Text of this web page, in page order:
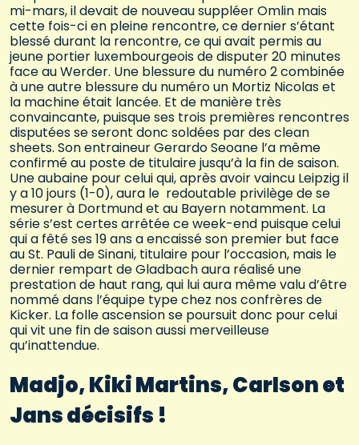
mi-mars, il devait de nouveau suppléer Omlin mais
cette fois-ci en pleine rencontre, ce dernier s’étant
blessé durant la rencontre, ce qui avait permis au
jeune portier luxembourgeois de disputer 20 minutes
face au Werder. Une blessure du numéro 2 combinée
à une autre blessure du numéro un Mortiz Nicolas et
la machine était lancée. Et de manière très
convaincante, puisque ses trois premières rencontres
disputées se seront donc soldées par des clean
sheets. Son entraineur Gerardo Seoane l’a même
confirmé au poste de titulaire jusqu’à la fin de saison.
Une aubaine pour celui qui, après avoir vaincu Leipzig il
y a 10 jours (1-0), aura le redoutable privilège de se
mesurer à Dortmund et au Bayern notamment. La
série s’est certes arrêtée ce week-end puisque celui
qui a fêté ses 19 ans a encaissé son premier but face
au St. Pauli de Sinani, titulaire pour l’occasion, mais le
dernier rempart de Gladbach aura réalisé une
prestation de haut rang, qui lui aura même valu d’être
nommé dans l’équipe type chez nos confrères de
Kicker. La folle ascension se poursuit donc pour celui
qui vit une fin de saison aussi merveilleuse
qu’inattendue.
Madjo, Kiki Martins, Carlson et
Jans décisifs !